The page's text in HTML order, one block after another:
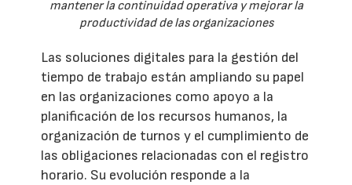
mantener la continuidad operativa y mejorar la
productividad de las organizaciones
Las soluciones digitales para la gestión del
tiempo de trabajo están ampliando su papel
en las organizaciones como apoyo a la
planificación de los recursos humanos, la
organización de turnos y el cumplimiento de
las obligaciones relacionadas con el registro
horario. Su evolución responde a la